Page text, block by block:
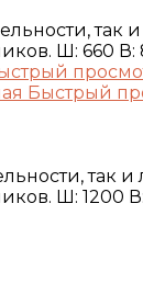
так
Ш: 660 В:
Быстрый
так
Ш: 1200